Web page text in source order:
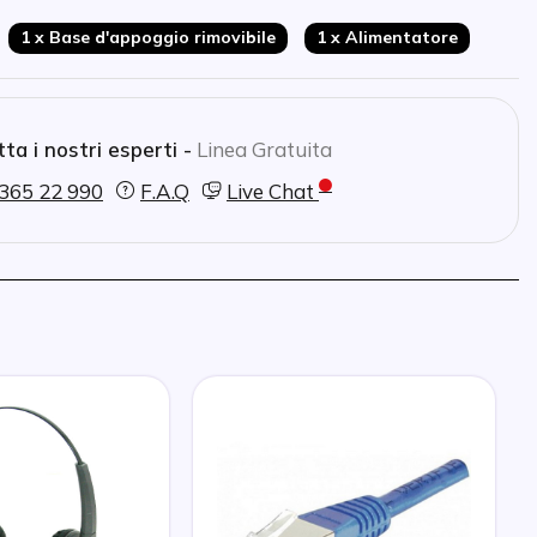
1 x Base d'appoggio rimovibile 1 x Alimentatore
i nostri esperti - Linea Gratuita
22 990
F.A.Q Live Chat